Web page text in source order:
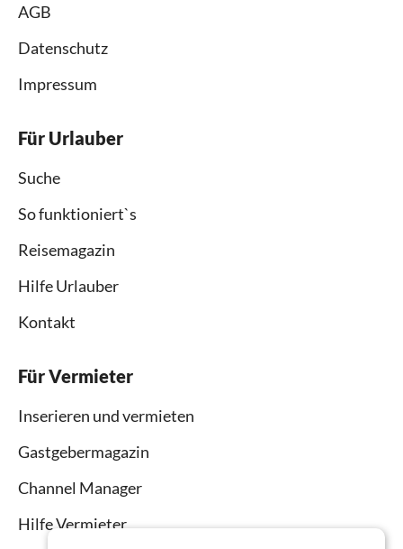
AGB
Datenschutz
Impressum
Für Urlauber
Suche
So funktioniert`s
Reisemagazin
Hilfe Urlauber
Kontakt
Für Vermieter
Inserieren und vermieten
Gastgebermagazin
Channel Manager
Hilfe Vermieter